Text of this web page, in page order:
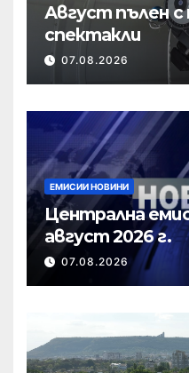
Август пълен с
спектакли
07.08.2026
ЕМИСИИ НОВИНИ
Централна
август 2026 г.
07.08.2026